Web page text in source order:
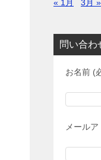
« 1月 3月 »
問い合わ
お名前 (
メール